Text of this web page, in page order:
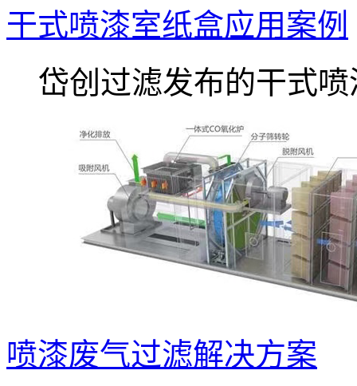
干式喷漆室纸盒应用案例
岱创过滤发布的干式喷
喷漆废气过滤解决方案